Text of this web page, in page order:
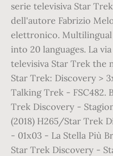
serie televisiva Star
dell'autore Fabrizio
elettronico.
into 20 languages. La
televisiva Star Trek the
Star Trek: Discovery >
Talking Trek - FSC482.
Trek Discovery -
(2018) H265/Star Trek
- 01x03 - La Stella Più
Star Trek Discovery -